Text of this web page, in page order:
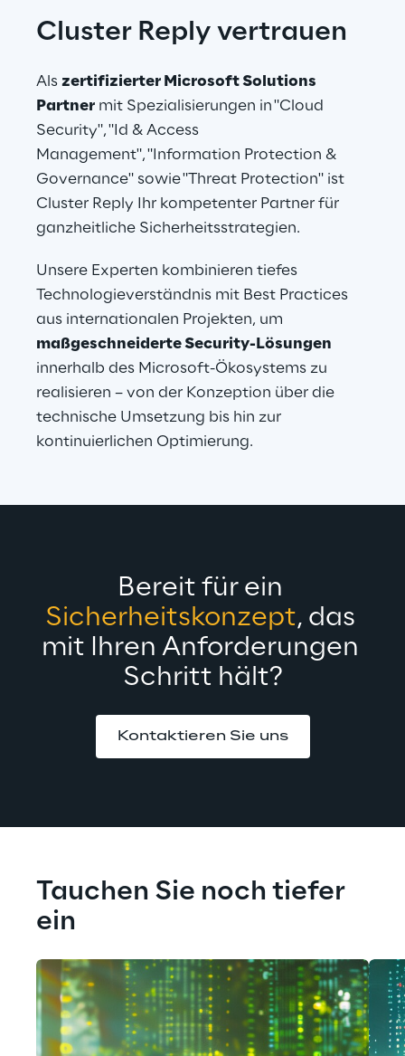
Cluster Reply vertrauen
Als zertifizierter Microsoft Solutions
Partner mit Spezialisierungen in "Cloud
Security", "Id & Access
Management", "Information Protection &
Governance" sowie "Threat Protection" ist
Cluster Reply Ihr kompetenter Partner für
ganzheitliche Sicherheitsstrategien.
Unsere Experten kombinieren tiefes
Technologieverständnis mit Best Practices
aus internationalen Projekten, um
maßgeschneiderte Security-Lösungen
innerhalb des Microsoft-Ökosystems zu
realisieren – von der Konzeption über die
technische Umsetzung bis hin zur
kontinuierlichen Optimierung.
Bereit für ein
Sicherheitskonzept, das
mit Ihren Anforderungen
Schritt hält?
Kontaktieren Sie uns
Tauchen Sie noch tiefer
ein